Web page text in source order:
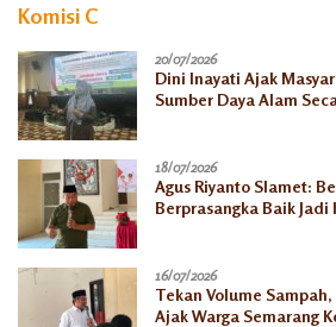
Komisi C
20/07/2026
Dini Inayati Ajak
Sumber Daya Alam
18/07/2026
Agus Riyanto Slamet:
Berprasangka Baik Jadi
16/07/2026
Tekan Volume
Ajak Warga Semarang